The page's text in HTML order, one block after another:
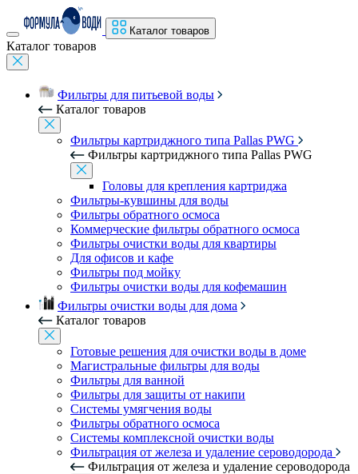
Каталог товаров
Каталог товаров
Фильтры для питьевой воды
Каталог товаров
Фильтры картриджного типа Pallas PWG
Фильтры картриджного типа Pallas PWG
Головы для крепления картриджа
Фильтры-кувшины для воды
Фильтры обратного осмоса
Коммерческие фильтры обратного осмоса
Фильтры очистки воды для квартиры
Для офисов и кафе
Фильтры под мойку
Фильтры очистки воды для кофемашин
Фильтры очистки воды для дома
Каталог товаров
Готовые решения для очистки воды в доме
Магистральные фильтры для воды
Фильтры для ванной
Фильтры для защиты от накипи
Системы умягчения воды
Фильтры обратного осмоса
Системы комплексной очистки воды
Фильтрация от железа и удаление сероводорода
Фильтрация от железа и удаление сероводорода